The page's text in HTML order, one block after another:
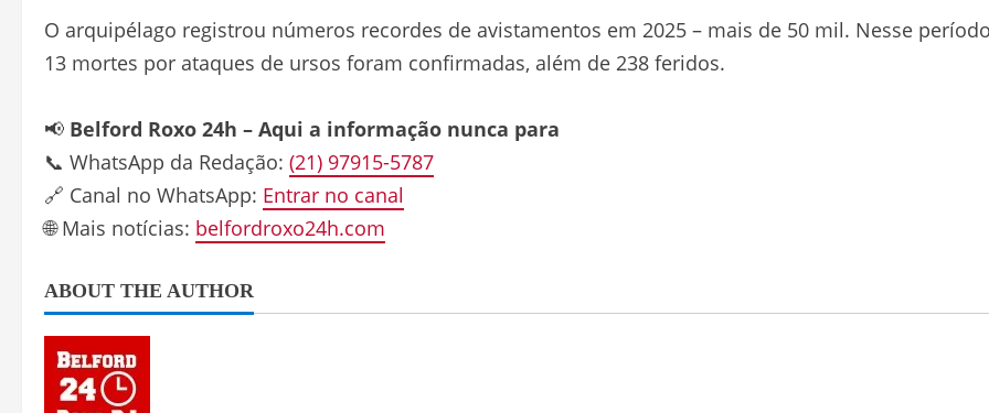
O arquipélago registrou números recordes de avistamentos em 2025 – mais de 50 mil. Nesse
13 mortes por ataques de ursos foram confirmadas, além de 238 feridos.
📢 Belford Roxo 24h – Aqui a informação nunca para
📞 WhatsApp da Redação: (21) 97915-5787
🔗 Canal no WhatsApp: Entrar no canal
🌐 Mais notícias: belfordroxo24h.com
ABOUT THE AUTHOR